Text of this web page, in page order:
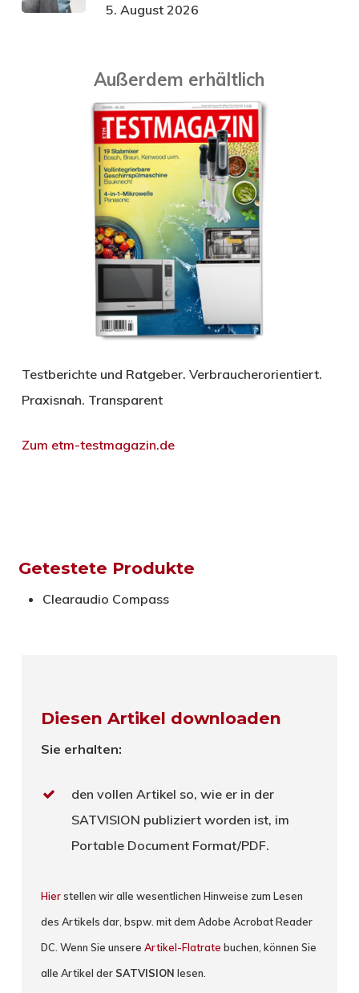
5. August 2026
Außerdem erhältlich
Testberichte und Ratgeber. Verbraucherorientiert.
Praxisnah. Transparent
Zum etm-testmagazin.de
Getestete Produkte
Clearaudio Compass
Diesen Artikel downloaden
Sie erhalten:
den vollen Artikel so, wie er in der
SATVISION publiziert worden ist, im
Portable Document Format/PDF.
Hierstellen wir alle wesentlichen Hinweise zum Lesen
des Artikels dar, bspw. mit dem Adobe Acrobat Reader
DC. Wenn Sie unsereArtikel-Flatrate buchen, können Sie
alle Artikel der SATVISION lesen.